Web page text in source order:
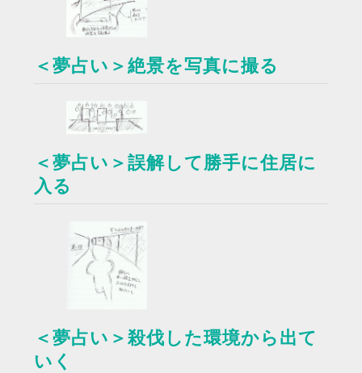
＜夢占い＞絶景を写真に撮る
＜夢占い＞誤解して勝手に住居に
入る
＜夢占い＞殺伐した環境から出て
いく